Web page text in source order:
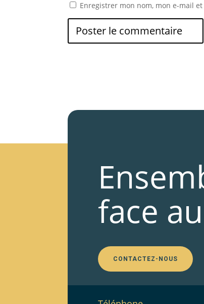
Enregistrer mon nom, mon e-mail
face
CONTACTEZ-NOUS